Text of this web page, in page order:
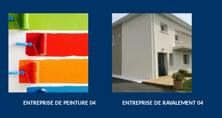
ENTREPRISE DE PEINTURE 04 ENTREPRISE DE RAVALEMENT 04